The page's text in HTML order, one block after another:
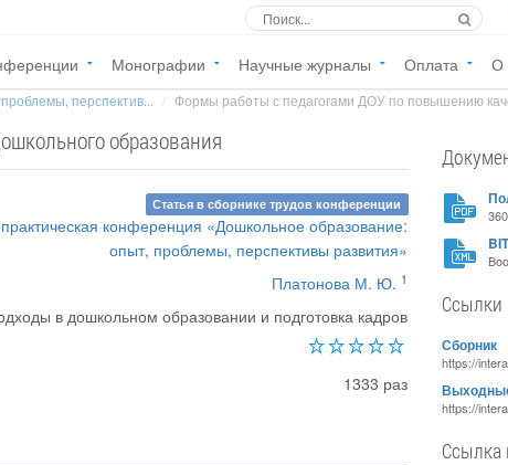
Монографии Научные журналы Оплата О
перспектив... Формы работы с педагогами ДОУ по повышению
образования
Статья в сборнике трудов конференции
конференция «Дошкольное образование:
опыт, проблемы, перспективы развития»
Платонова М. Ю. 1
в дошкольном образовании и подготовка кадров
1333 раз
Ссылки
Сборник
https://
https://
Ссылка